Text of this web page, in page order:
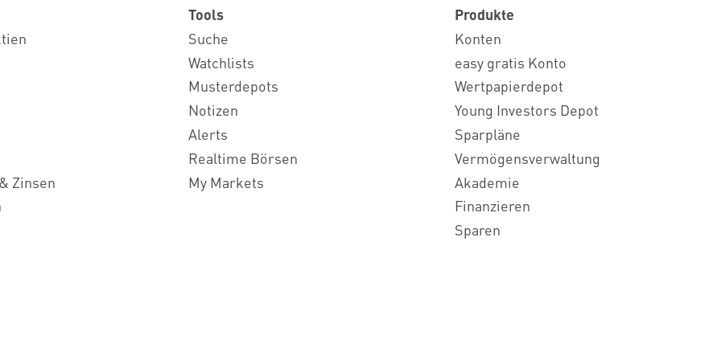
Zinsen
Tools
Suche
Watchlists
Musterdepots
Notizen
Alerts
Realtime Börsen
My Markets
Produkte
Konten
easy gratis Konto
Wertpapierdepot
Young Investors Depot
Sparpläne
Vermögensverwaltung
Akademie
Finanzieren
Sparen